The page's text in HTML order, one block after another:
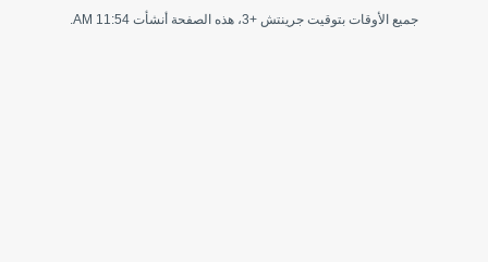
جميع الأوقات بتوقيت جرينتش +3، هذه الصفحة أنشأت 11:54 AM.